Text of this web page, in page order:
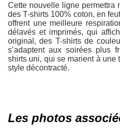
Cette nouvelle ligne permettra
des T-shirts 100% coton, en
offrent une meilleure
délavés et imprimés, qui
original, des T-shirts de
s’adaptent aux soirées plus
shirts uni, qui se marient à une
style décontracté.
Les photos